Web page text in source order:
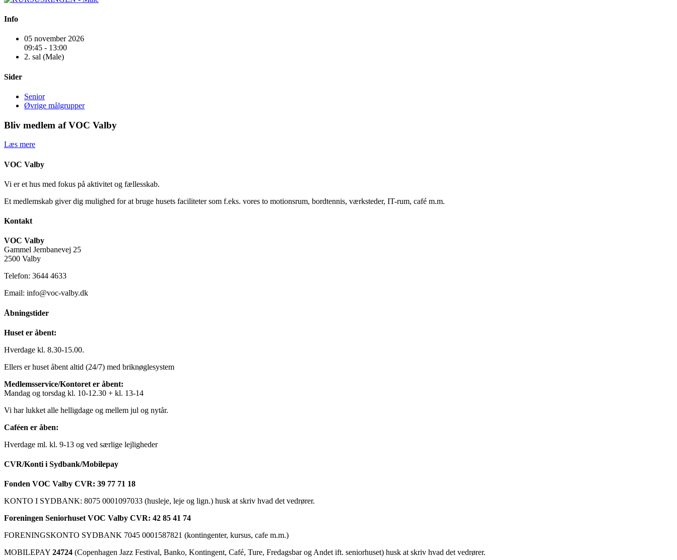
Info
05 november 2026
09:45 - 13:00
2. sal (Male)
Sider
Senior
Øvrige målgrupper
Bliv medlem af VOC Valby
Læs mere
VOC Valby
Vi er et hus med fokus på aktivitet og fællesskab.
Et medlemskab giver dig mulighed for at bruge husets faciliteter som f.eks. vores to motionsrum, bordtennis, værksteder, IT-rum, café m.m.
Kontakt
VOC Valby
Gammel Jernbanevej 25
2500 Valby
Telefon: 3644 4633
Email: info@voc-valby.dk
Åbningstider
Huset er åbent:
Hverdage kl. 8.30-15.00.
Ellers er huset åbent altid (24/7) med briknøglesystem
Medlemsservice/Kontoret er åbent:
Mandag og torsdag kl. 10-12.30 + kl. 13-14
Vi har lukket alle helligdage og mellem jul og nytår.
Caféen er åben:
Hverdage ml. kl. 9-13 og ved særlige lejligheder
CVR/Konti i Sydbank/Mobilepay
Fonden VOC Valby CVR: 39 77 71 18
KONTO I SYDBANK: 8075 0001097033 (husleje, leje og lign.) husk at skriv hvad det vedrører.
Foreningen Seniorhuset VOC Valby CVR: 42 85 41 74
FORENINGSKONTO SYDBANK 7045 0001587821 (kontingenter, kursus, cafe m.m.)
MOBILEPAY 24724 (Copenhagen Jazz Festival, Banko, Kontingent, Café, Ture, Fredagsbar og Andet ift. seniorhuset) husk at skriv hvad det vedrører.